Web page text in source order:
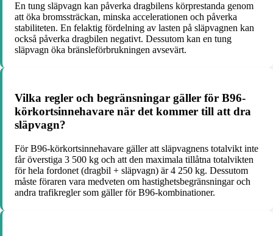
En tung släpvagn kan påverka dragbilens körprestanda genom
att öka bromssträckan, minska accelerationen och påverka
stabiliteten. En felaktig fördelning av lasten på släpvagnen kan
också påverka dragbilen negativt. Dessutom kan en tung
släpvagn öka bränsleförbrukningen avsevärt.
Vilka regler och begränsningar gäller för B96-
körkortsinnehavare när det kommer till att dra
släpvagn?
För B96-körkortsinnehavare gäller att släpvagnens totalvikt inte
får överstiga 3 500 kg och att den maximala tillåtna totalvikten
för hela fordonet (dragbil + släpvagn) är 4 250 kg. Dessutom
måste föraren vara medveten om hastighetsbegränsningar och
andra trafikregler som gäller för B96-kombinationer.